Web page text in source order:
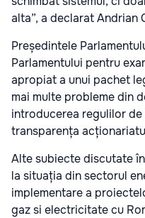
alta”, a declarat Andrian
Președintele
Parlamentului pentru
apropiat a unui pachet
mai multe probleme din
introducerea regulilor
transparența
Alte subiecte discutate
la situația din sectorul
implementare a
gaz si electricitate cu